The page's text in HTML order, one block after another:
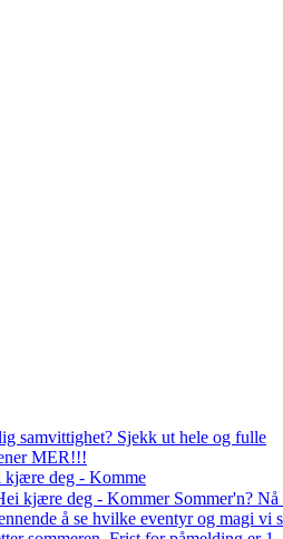
kjære deg - Komme